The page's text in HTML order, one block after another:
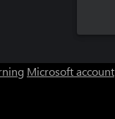
Microsoft account